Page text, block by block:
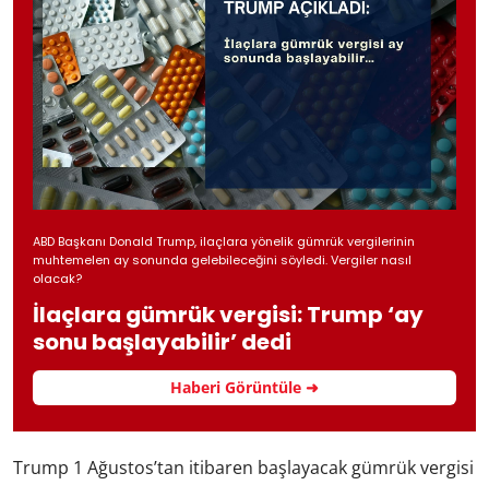
ABD Başkanı Donald Trump, ilaçlara yönelik gümrük vergilerinin
muhtemelen ay sonunda gelebileceğini söyledi. Vergiler nasıl
olacak?
İlaçlara gümrük vergisi: Trump ‘ay
sonu başlayabilir’ dedi
Haberi Görüntüle ➜
Trump 1 Ağustos’tan itibaren başlayacak gümrük vergisi